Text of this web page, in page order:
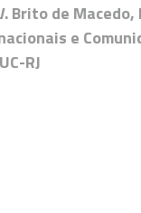
Brito de
e
RJ